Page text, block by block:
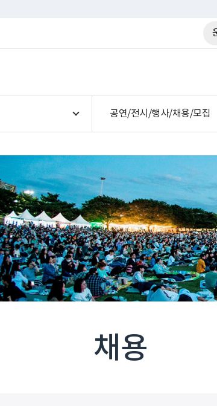
공연/전시/행사/채용/모집
채용